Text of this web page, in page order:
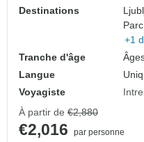
Destinations
+1
Tranche d'âge
Langue
Voyagiste
À partir de €2,880
€2,016
par personne